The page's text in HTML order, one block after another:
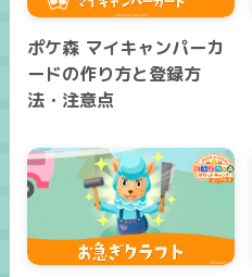
ポケ森 マイキャンパーカ
ードの作り方と登録方
法・注意点